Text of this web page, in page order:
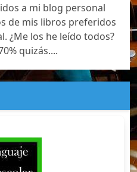
a mi blog personal
de mis libros preferidos
¿Me los he leído todos?
quizás....